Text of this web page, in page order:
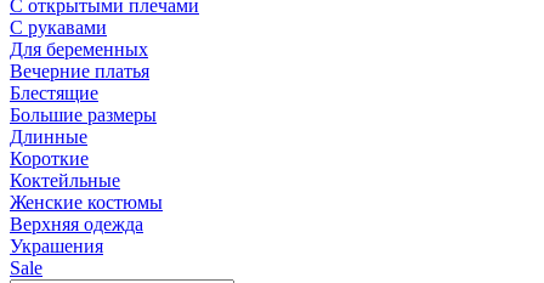
С открытыми плечами
С рукавами
Для беременных
Вечерние платья
Блестящие
Большие размеры
Длинные
Короткие
Коктейльные
Женские костюмы
Верхняя одежда
Украшения
Sale